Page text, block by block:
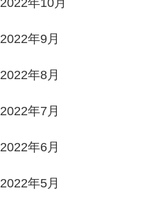
2022年9月
2022年8月
2022年7月
2022年6月
2022年5月